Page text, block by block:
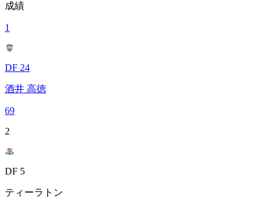
成績
1
DF 24
酒井 高徳
69
2
DF 5
ティーラトン